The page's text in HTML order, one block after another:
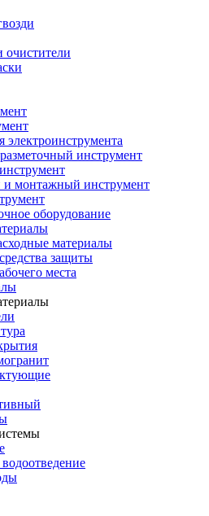
очистители
электроинструмента
инструмент
монтажный инструмент
оборудование
материалы
защиты
места